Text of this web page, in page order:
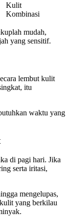
Kulit
Kombinasi
mudah,
yang sensitif.
lembut kulit
itu
waktu yang
di pagi hari. Jika
serta iritasi,
mengelupas,
yang berkilau